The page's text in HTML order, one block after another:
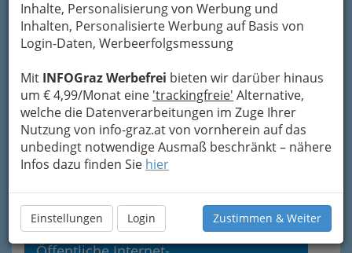
Inhalte, Personalisierung von Werbung und
Inhalten, Personalisierte Werbung auf Basis von
Login-Daten, Werbeerfolgsmessung
Mit INFOGraz Werbefrei bieten wir darüber hinaus
um € 4,99/Monat eine 'trackingfreie' Alternative,
welche die Datenverarbeitungen im Zuge Ihrer
Nutzung von info-graz.at von vornherein auf das
unbedingt notwendige Ausmaß beschränkt – nähere
Infos dazu finden Sie hier
Einstellungen Login Zustimmen & Weiter
Navigation
Andere öffentliche
Kommunikationsdienste
Kabel-TV
Fachvertretung der
Telekommunikations- und
Rundfunkunternehmungen